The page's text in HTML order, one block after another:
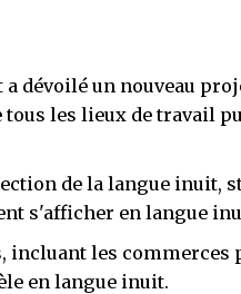
dévoilé un nouveau
les lieux de travail
de la langue inuit,
s'afficher en langue
incluant les
en langue inuit.